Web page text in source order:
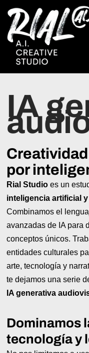
IA
por
Rial Studio es un
inteligencia artificial
Combinamos el
avanzadas de IA para
conceptos únicos.
entidades culturales
arte, tecnología y
te dejamos una serie
IA generativa
Dominamos
tecnología y